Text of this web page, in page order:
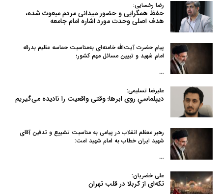
رضا رخسایی:
حفظ همگرایی و حضور میدانی مردم مبعوث شده،
هدف اصلی وحدت مورد اشاره امام جامعه
پیام حضرت آیت‌الله خامنه‌ای به‌مناسبت حماسه عظیم بدرقه
امام شهید و تبیین مسائل مهم کشور؛
…
علیرضا تسلیمی:
دیپلماسیِ روی ابرها؛ وقتی واقعیت را نادیده می‌گیریم
رهبر معظم انقلاب در پیامی به‌ مناسبت تشییع و تدفین آقای
شهید ایران خطاب به امام شهید امت:
…
علی خضریان:
تکه‌ای از کربلا در قلب تهران